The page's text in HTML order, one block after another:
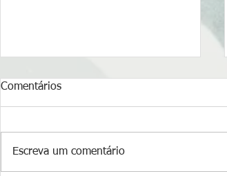
Comentários
Escreva um comentário